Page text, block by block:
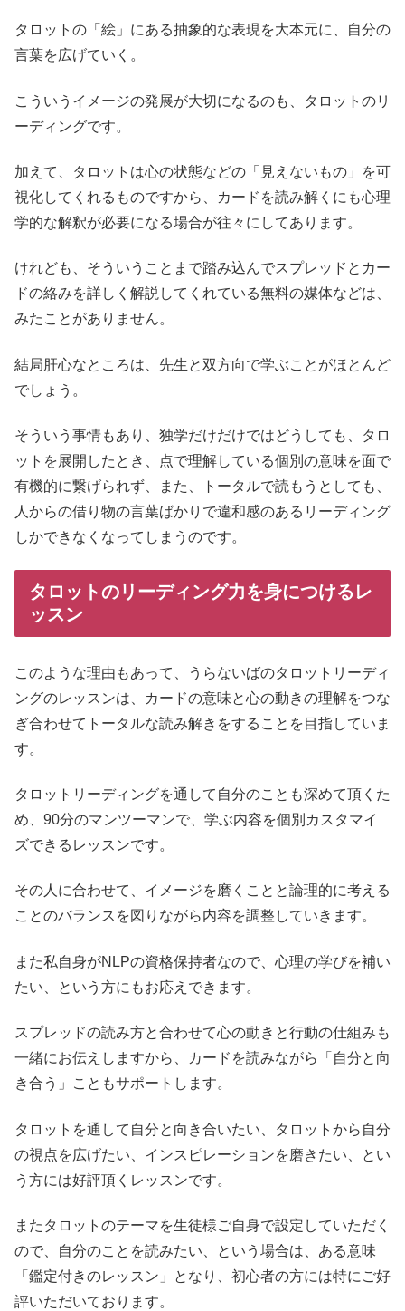
タロットの「絵」にある抽象的な表現を大本元に、自分の
言葉を広げていく。
こういうイメージの発展が大切になるのも、タロットのリ
ーディングです。
加えて、タロットは心の状態などの「見えないもの」を可
視化してくれるものですから、カードを読み解くにも心理
学的な解釈が必要になる場合が往々にしてあります。
けれども、そういうことまで踏み込んでスプレッドとカー
ドの絡みを詳しく解説してくれている無料の媒体などは、
みたことがありません。
結局肝心なところは、先生と双方向で学ぶことがほとんど
でしょう。
そういう事情もあり、独学だけだけではどうしても、タロ
ットを展開したとき、点で理解している個別の意味を面で
有機的に繋げられず、また、トータルで読もうとしても、
人からの借り物の言葉ばかりで違和感のあるリーディング
しかできなくなってしまうのです。
タロットのリーディング力を身につけるレ
ッスン
このような理由もあって、うらないばのタロットリーディ
ングのレッスンは、カードの意味と心の動きの理解をつな
ぎ合わせてトータルな読み解きをすることを目指していま
す。
タロットリーディングを通して自分のことも深めて頂くた
め、90分のマンツーマンで、学ぶ内容を個別カスタマイ
ズできるレッスンです。
その人に合わせて、イメージを磨くことと論理的に考える
ことのバランスを図りながら内容を調整していきます。
また私自身がNLPの資格保持者なので、心理の学びを補い
たい、という方にもお応えできます。
スプレッドの読み方と合わせて心の動きと行動の仕組みも
一緒にお伝えしますから、カードを読みながら「自分と向
き合う」こともサポートします。
タロットを通して自分と向き合いたい、タロットから自分
の視点を広げたい、インスピレーションを磨きたい、とい
う方には好評頂くレッスンです。
またタロットのテーマを生徒様ご自身で設定していただく
ので、自分のことを読みたい、という場合は、ある意味
「鑑定付きのレッスン」となり、初心者の方には特にご好
評いただいております。